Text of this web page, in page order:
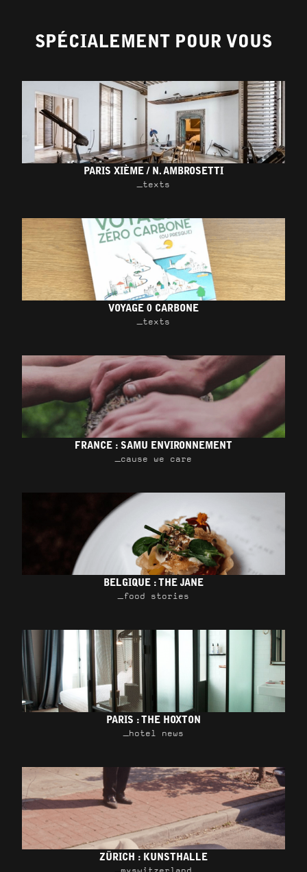
SPÉCIALEMENT POUR VOUS
PARIS XIÈME / N. AMBROSETTI
_texts
VOYAGE 0 CARBONE
_texts
FRANCE : SAMU ENVIRONNEMENT
_cause we care
BELGIQUE : THE JANE
_food stories
PARIS : THE HOXTON
_hotel news
ZÜRICH : KUNSTHALLE